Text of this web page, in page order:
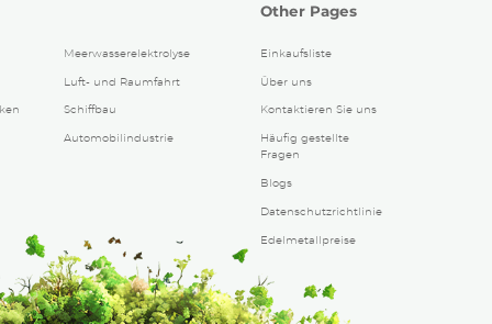
Meerwasserelektrolyse
Luft- und Raumfahrt
Schiffbau
Automobilindustrie
Other Pages
Einkaufsliste
Über uns
Kontaktieren Sie uns
Häufig gestellte
Fragen
Blogs
Datenschutzrichtlinie
Edelmetallpreise